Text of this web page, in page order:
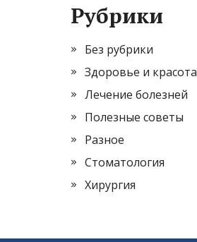
Рубрики
Без рубрики
Здоровье и красота
Лечение болезней
Полезные советы
Разное
Стоматология
Хирургия